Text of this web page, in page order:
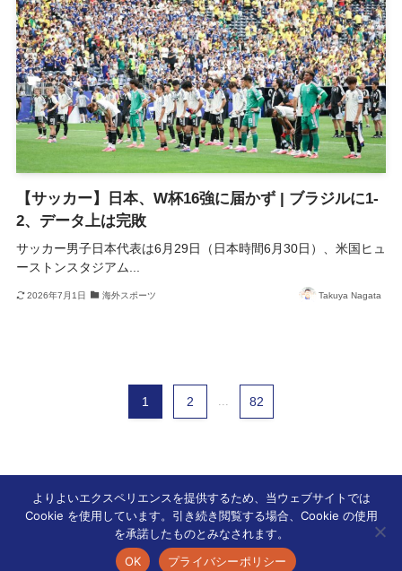
【サッカー】日本、W杯16強に届かず | ブラジルに1-
2、データ上は完敗
サッカー男子日本代表は6月29日（日本時間6月30日）、米国ヒュ
ーストンスタジアム...
2026年7月1日 海外スポーツ Takuya Nagata
1 2 ... 82
よりよいエクスペリエンスを提供するため、当ウェブサイトでは
Cookie を使用しています。引き続き閲覧する場合、Cookie の使用
を承諾したものとみなされます。
OK
プライバシーポリシー